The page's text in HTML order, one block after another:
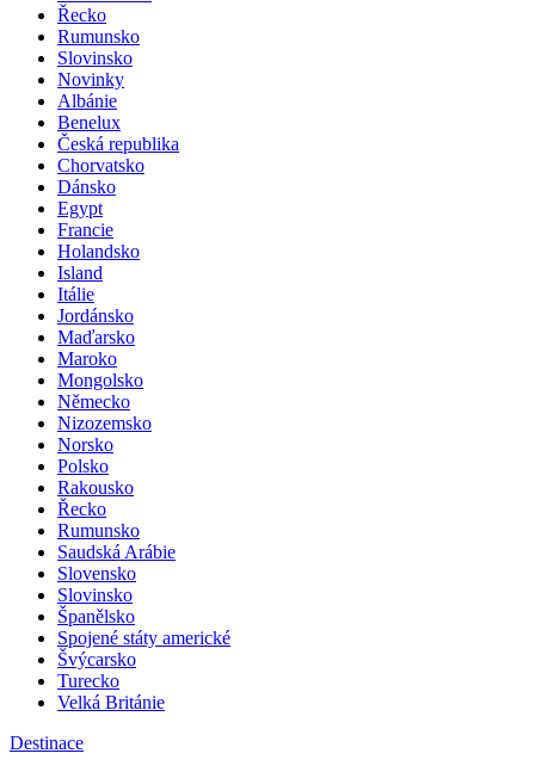
Řecko
Rumunsko
Slovinsko
Novinky
Albánie
Benelux
Česká republika
Chorvatsko
Dánsko
Egypt
Francie
Holandsko
Island
Itálie
Jordánsko
Maďarsko
Maroko
Mongolsko
Německo
Nizozemsko
Norsko
Polsko
Rakousko
Řecko
Rumunsko
Saudská Arábie
Slovensko
Slovinsko
Španělsko
Spojené státy americké
Švýcarsko
Turecko
Velká Británie
Destinace